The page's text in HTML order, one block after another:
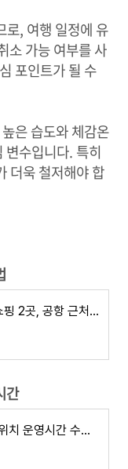
로, 여행 일정에 유
소 가능 여부를 사
포인트가 될 수
은 습도와 체감온
변수입니다. 특히
더욱 철저해야 합
홍콩 명품 아울렛 추천 쇼핑 2곳, 공항 근처 브랜드 프라다 할인 가는 방법 시티게이트
간
홍콩 공항 ATM 환전소 위치 운영시간 수수료 환불 비교 주의사항 환전 꿀팁